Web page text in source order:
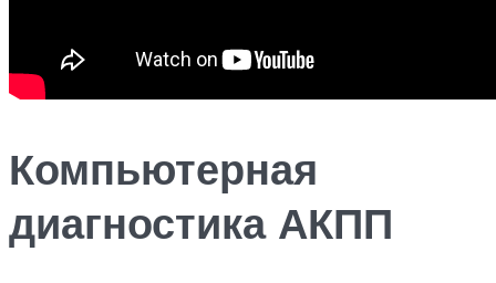
Компьютерная
диагностика АКПП